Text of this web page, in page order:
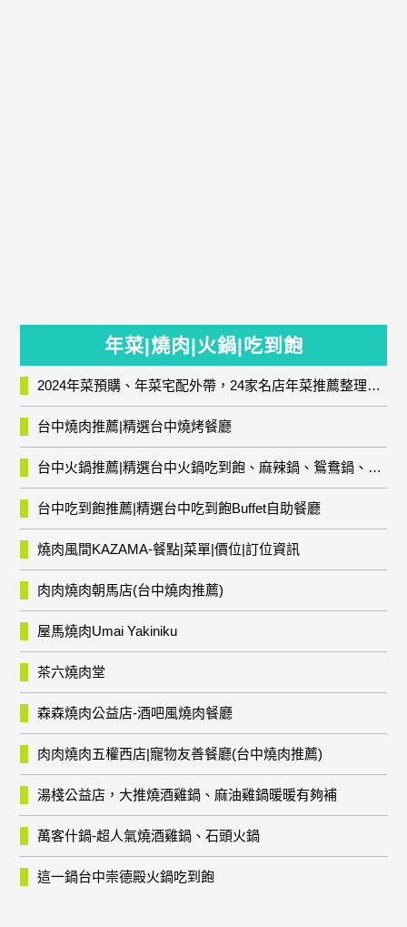
年菜|燒肉|火鍋|吃到飽
2024年菜預購、年菜宅配外帶，24家名店年菜推薦整理，圍爐輕鬆上菜團圓趣
台中燒肉推薦|精選台中燒烤餐廳
台中火鍋推薦|精選台中火鍋吃到飽、麻辣鍋、鴛鴦鍋、石頭火鍋、酸菜白肉鍋、海鮮鍋、燒酒雞、麻油雞、壽喜燒等熱門人氣火鍋店!
台中吃到飽推薦|精選台中吃到飽Buffet自助餐廳
燒肉風間KAZAMA-餐點|菜單|價位|訂位資訊
肉肉燒肉朝馬店(台中燒肉推薦)
屋馬燒肉Umai Yakiniku
茶六燒肉堂
森森燒肉公益店-酒吧風燒肉餐廳
肉肉燒肉五權西店|寵物友善餐廳(台中燒肉推薦)
湯棧公益店，大推燒酒雞鍋、麻油雞鍋暖暖有夠補
萬客什鍋-超人氣燒酒雞鍋、石頭火鍋
這一鍋台中崇德殿火鍋吃到飽